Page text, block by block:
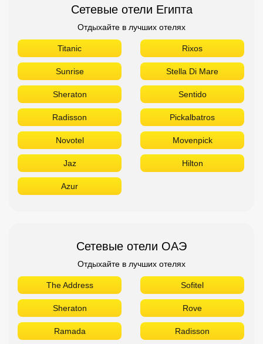
Сетевые отели Египта
Отдыхайте в лучших отелях
Titanic Rixos
Sunrise Stella Di Mare
Sheraton Sentido
Radisson Pickalbatros
Novotel Movenpick
Jaz Hilton
Azur
Сетевые отели ОАЭ
Отдыхайте в лучших отелях
The Address Sofitel
Sheraton Rove
Ramada Radisson